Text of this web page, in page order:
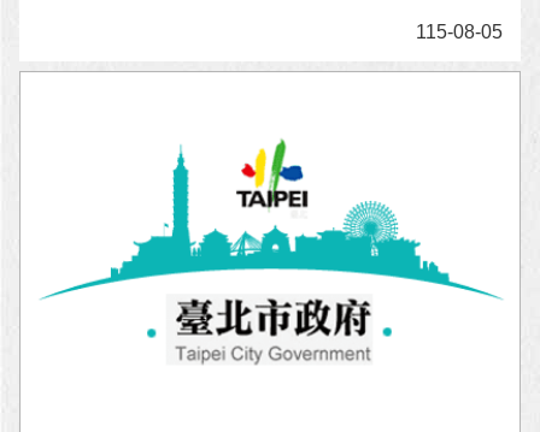
115-08-05